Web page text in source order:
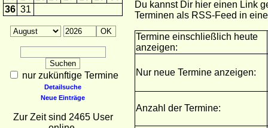
36 31
nur zukünftige Termine
Detailsuche
Neue Einträge
Zur Zeit sind 2465 User
Du kannst Dir hier einen Link
Terminen als RSS-Feed in
Termine einschließlich heute
anzeigen:
Nur neue Termine anzeigen:
Anzahl der Termine: